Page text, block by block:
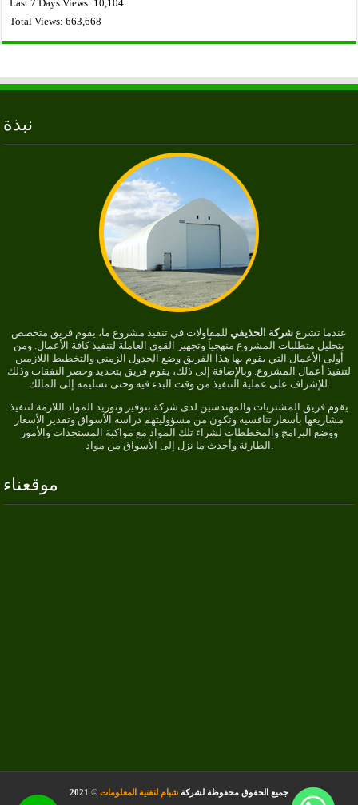
Last 7 Days Views: 10,104
Total Views:663,668
نبذة
عندما تشرع شركة الحذيفي للمقاولات في تنفيذ مشروع ما، يقوم فريق متخصص
بتحليل متطلبات المشروع منهجياً وتجهيز القوى العاملة لتنفيذ كافة الأعمال. ومن
أولى الأعمال التي يقوم بها هذا الفريق وضع الجدول الزمني والتخطيط اللازمين
لتنفيذ أعمال المشروع. وبالإضافة إلى ذلك، يقوم فريق بتحديد وحصر النفقات وذلك
للإشراف على عملية التنفيذ من وقت البدء فيه وحتى تسليمه إلى المالك.
يقوم فريق المشتريات والمهندسين لدى شركة بتوفير وتوريد المواد اللازمة لتنفيذ
مشاريعها بأسعار تنافسية وتكون من مسؤوليتهم دراسة الأسواق وتقدير الأسعار
ووضع البرامج والمخططات لشراء تلك المواد مع مواكبة المستجدات والأمور
الطارئة وأحدث ما نزل إلى الأسواق من مواد.
موقعناء
جميع الحقوق محفوظة لشركة شبام لتقنية المعلومات ©
2021